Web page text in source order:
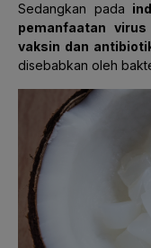
Sedangkan pada
pemanfaatan virus
vaksin dan
disebabkan oleh